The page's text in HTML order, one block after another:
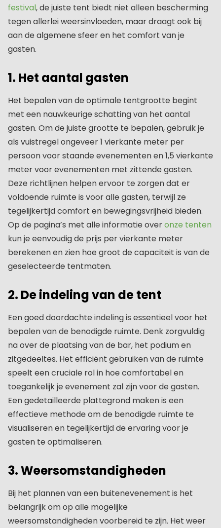
festival, de juiste tent biedt niet alleen bescherming
tegen allerlei weersinvloeden, maar draagt ook bij
aan de algemene sfeer en het comfort van je
gasten.
1. Het aantal gasten
Het bepalen van de optimale tentgrootte begint
met een nauwkeurige schatting van het aantal
gasten. Om de juiste grootte te bepalen, gebruik je
als vuistregel ongeveer 1 vierkante meter per
persoon voor staande evenementen en 1,5 vierkante
meter voor evenementen met zittende gasten.
Deze richtlijnen helpen ervoor te zorgen dat er
voldoende ruimte is voor alle gasten, terwijl ze
tegelijkertijd comfort en bewegingsvrijheid bieden.
Op de pagina’s met alle informatie overonze tenten
kun je eenvoudig de prijs per vierkante meter
berekenen en zien hoe groot de capaciteit is van de
geselecteerde tentmaten.
2. De indeling van de tent
Een goed doordachte indeling is essentieel voor het
bepalen van de benodigde ruimte. Denk zorgvuldig
na over de plaatsing van de bar, het podium en
zitgedeeltes. Het efficiënt gebruiken van de ruimte
speelt een cruciale rol in hoe comfortabel en
toegankelijk je evenement zal zijn voor de gasten.
Een gedetailleerde plattegrond maken is een
effectieve methode om de benodigde ruimte te
visualiseren en tegelijkertijd de ervaring voor je
gasten te optimaliseren.
3. Weersomstandigheden
Bij het plannen van een buitenevenement is het
belangrijk om op alle mogelijke
weersomstandigheden voorbereid te zijn. Het weer